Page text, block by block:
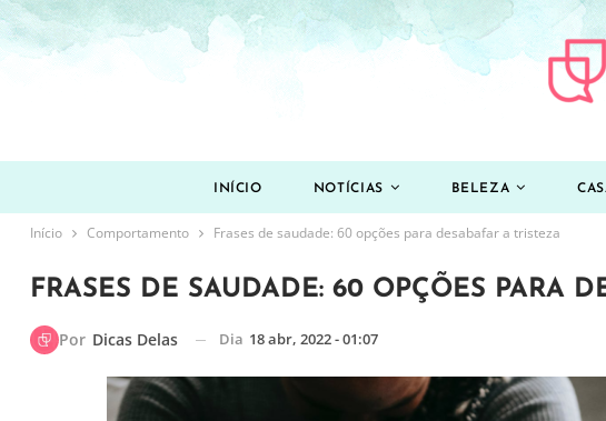
INÍCIO NOTÍCIAS BELEZA
Início Comportamento Frases de saudade: 60 opções para desabafar a tristeza
FRASES DE SAUDADE: 60 OPÇÕES PARA
Por Dicas Delas Dia 18 abr, 2022 - 01:07